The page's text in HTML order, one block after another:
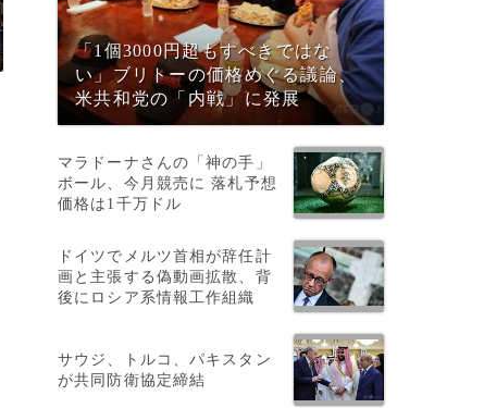
「1個3000円超もすべきではな
い」ブリトーの価格めぐる議論、
米共和党の「内戦」に発展
マラドーナさんの「神の手」
ボール、今月競売に 落札予想
価格は1千万ドル
ドイツでメルツ首相が辞任計
画と主張する偽動画拡散、背
後にロシア系情報工作組織
サウジ、トルコ、パキスタン
が共同防衛協定締結